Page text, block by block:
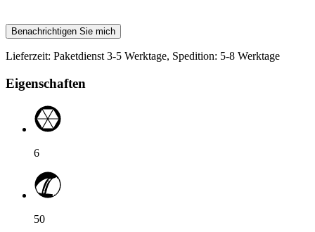
Benachrichtigen Sie mich
Lieferzeit: Paketdienst 3-5 Werktage, Spedition: 5-8 Werktage
Eigenschaften
6
50